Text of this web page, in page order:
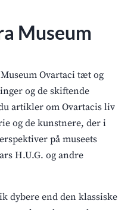
Museum
Ovartaci tæt og
og de skiftende
artikler om Ovartacis liv
og de kunstnere, der i
på museets
H.U.G. og andre
dybere end den klassiske